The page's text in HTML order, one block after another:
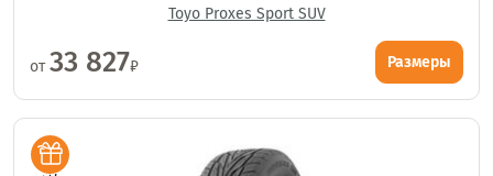
Toyo Proxes Sport SUV
от33 827₽ Размеры